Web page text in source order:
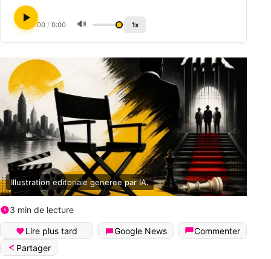
0:00 / 0:00 🔊 1x
Illustration editoriale generee par IA.
3 min de lecture
Lire plus tard Google News
Commenter
Partager